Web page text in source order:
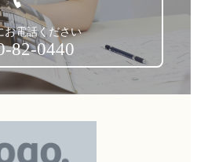
お電話ください
82-0440